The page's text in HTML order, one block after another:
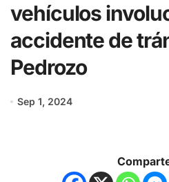
vehículos
accidente de
Pedrozo
Sep 1, 2024